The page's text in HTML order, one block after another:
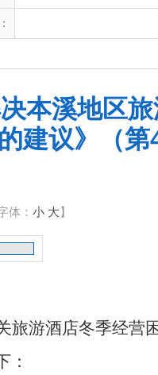
本溪地区旅
建议》（第
体： 小 大】
旅游酒店冬季经营
：